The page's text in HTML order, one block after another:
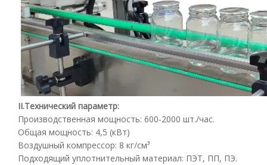
II.Технический параметр:
Производственная мощность: 600-2000 шт./час.
Общая мощность: 4,5 (кВт)
Воздушный компрессор: 8 кг/см³
Подходящий уплотнительный материал: ПЭТ, ПП, ПЭ.